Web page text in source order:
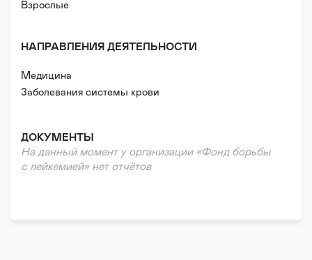
Взрослые
НАПРАВЛЕНИЯ ДЕЯТЕЛЬНОСТИ
Медицина
Заболевания системы крови
ДОКУМЕНТЫ
На данный момент у организации «Фонд борьбы
с лейкемией» нет отчётов